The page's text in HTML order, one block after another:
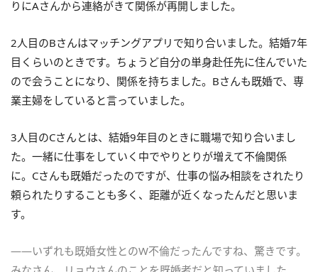
りにAさんから連絡がきて関係が再開しました。
2人目のBさんはマッチングアプリで知り合いました。結婚7年
目くらいのときです。ちょうど自分の単身赴任先に住んでいた
ので会うことになり、関係を持ちました。Bさんも既婚で、専
業主婦をしていると言っていました。
3人目のCさんとは、結婚9年目のときに職場で知り合いまし
た。一緒に仕事をしていく中でやりとりが増えて不倫関係
に。Cさんも既婚だったのですが、仕事の悩み相談をされたり
頼られたりすることも多く、距離が近くなったんだと思いま
す。
――いずれも既婚女性とのW不倫だったんですね、驚きです。